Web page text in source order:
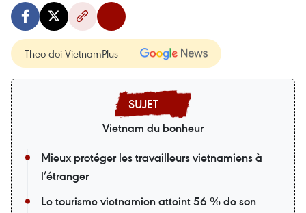
Theo dõi VietnamPlus
Vietnam du bonheur
Mieux protéger les travailleurs vietnamiens à
l’étranger
Le tourisme vietnamien atteint 56 % de son